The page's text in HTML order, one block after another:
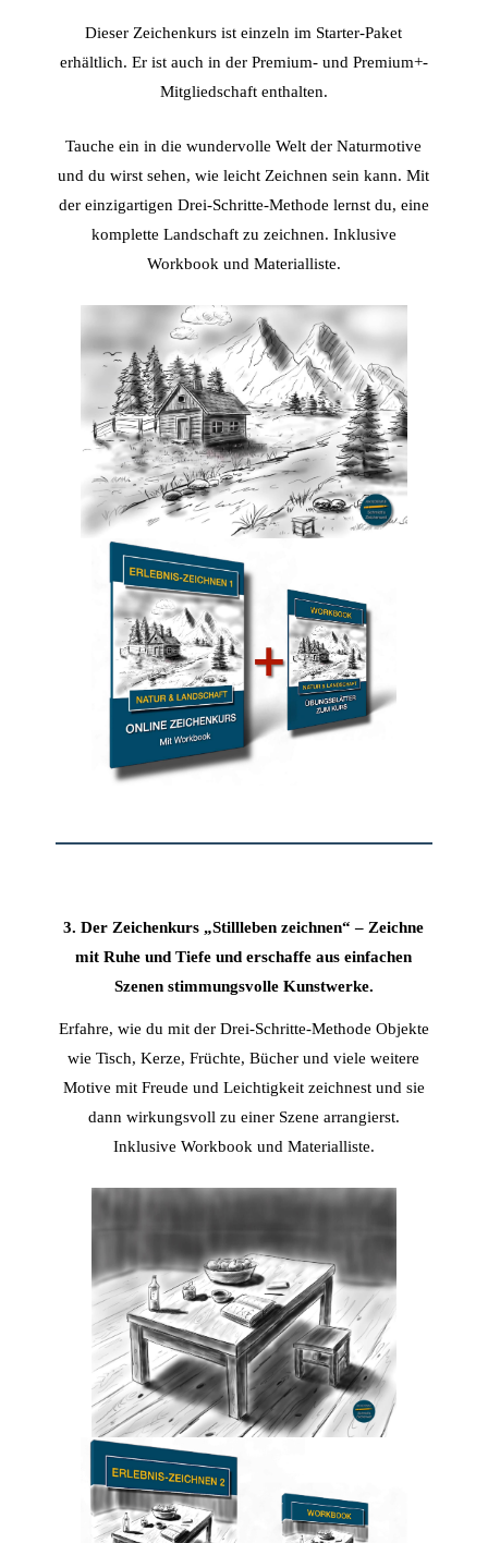
Dieser Zeichenkurs ist einzeln im Starter-Paket
erhältlich. Er ist auch in der Premium- und Premium+-
Mitgliedschaft enthalten.
Tauche ein in die wundervolle Welt der Naturmotive
und du wirst sehen, wie leicht Zeichnen sein kann. Mit
der einzigartigen Drei-Schritte-Methode lernst du, eine
komplette Landschaft zu zeichnen. Inklusive
Workbook und Materialliste.
3. Der Zeichenkurs „Stillleben zeichnen“ – Zeichne
mit Ruhe und Tiefe und erschaffe aus einfachen
Szenen stimmungsvolle Kunstwerke.
Erfahre, wie du mit der Drei-Schritte-Methode Objekte
wie Tisch, Kerze, Früchte, Bücher und viele weitere
Motive mit Freude und Leichtigkeit zeichnest und sie
dann wirkungsvoll zu einer Szene arrangierst.
Inklusive Workbook und Materialliste.